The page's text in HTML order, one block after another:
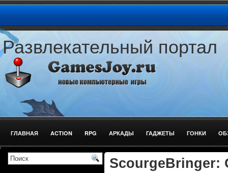
Развлекательный портал
ГЛАВНАЯ ACTION RPG АРКАДЫ ГАДЖЕТЫ ГОНКИ
ШУТЕРЫ
ScourgeBringer: